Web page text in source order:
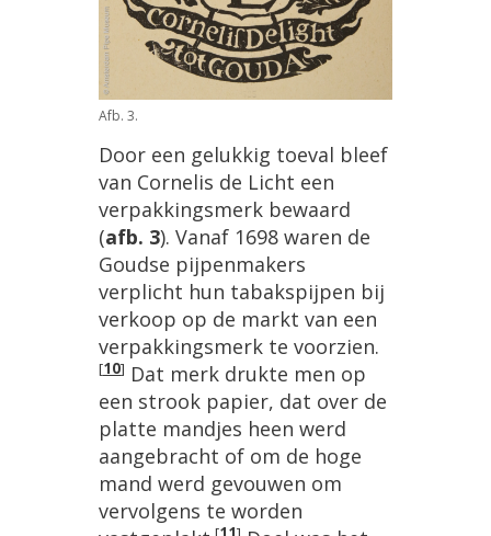
Afb. 3.
Door een gelukkig toeval bleef
van Cornelis de Licht een
verpakkingsmerk bewaard
(afb. 3). Vanaf 1698 waren de
Goudse pijpenmakers
verplicht hun tabakspijpen bij
verkoop op de markt van een
verpakkingsmerk te voorzien.
[10] Dat merk drukte men op
een strook papier, dat over de
platte mandjes heen werd
aangebracht of om de hoge
mand werd gevouwen om
vervolgens te worden